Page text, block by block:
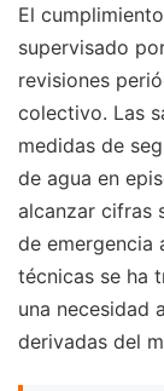
El
supervisado
revisiones
colectivo. Las
medidas de
de agua en
alcanzar cifras
de emergencia
técnicas se ha
una necesidad
derivadas del